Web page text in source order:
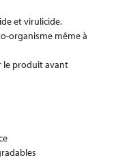
et virulicide.
organisme même à
le produit avant